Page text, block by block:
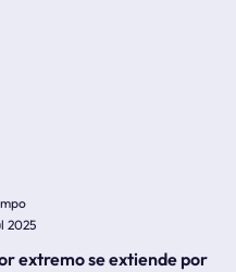
2025
extremo se extiende por